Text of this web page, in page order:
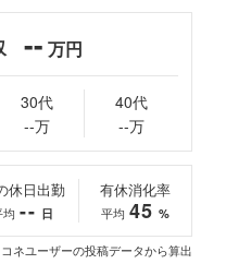
-- 万円
30代
--万
40代
--万
休日出勤
均 -- 日
有休消化率
平均 45 %
ネユーザーの投稿データから算出